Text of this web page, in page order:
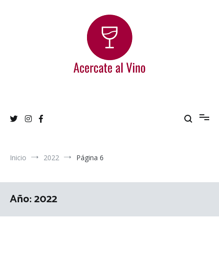
Inicio 2022 Página 6
Año:2022